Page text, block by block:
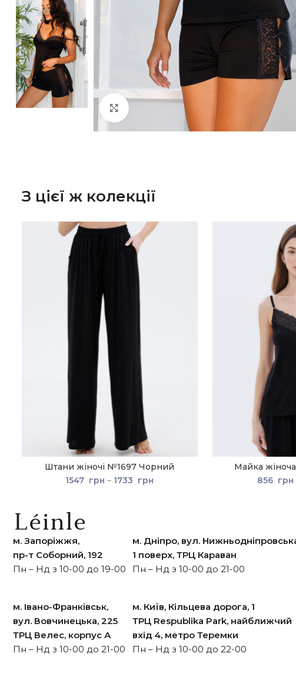
Клацніть, щоб збільшити
З цієї ж колекції
Штани жіночі №1697 Чорний
1547 грн – 1733 грн
Майка
856 грн
м. Запоріжжя,
пр-т Cоборний, 192
Пн – Нд з 10-00 до 19-00
м. Дніпро, вул.
1 поверх, ТРЦ Караван
Пн – Нд з 10-00 до 21-00
м. Івано-Франківськ,
вул. Вовчинецька, 225
ТРЦ Велес, корпус А
Пн – Нд з 10-00 до 21-00
м. Київ, Кільцева дорога, 1
ТРЦ Respublika Park, найближчий
вхід 4, метро Теремки
Пн – Нд з 10-00 до 22-00